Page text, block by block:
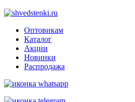
Оптовикам
Каталог
Акции
Новинки
Распродажа